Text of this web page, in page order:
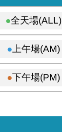
全天場(ALL)
上午場(AM)
下午場(PM)